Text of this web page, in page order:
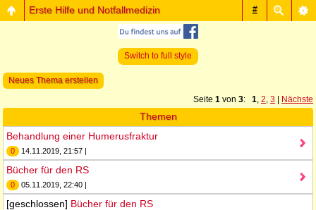
#
Erste Hilfe und Notfallmedizin
Switch to full style
Neues Thema erstellen
Seite 1 von 3: 1, 2, 3 Nächste
Themen
Behandlung einer Humerusfraktur
0 14.11.2019, 21:57 |
Bücher für den RS
0 05.11.2019, 22:40 |
[geschlossen] Bücher für den RS